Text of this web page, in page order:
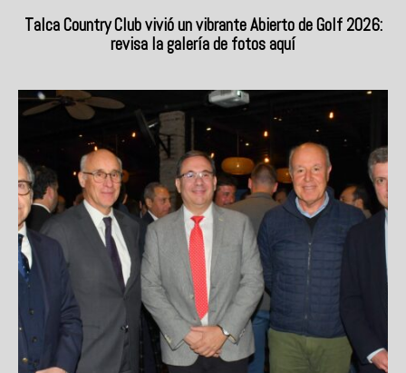
Talca Country Club vivió un vibrante Abierto de Golf 2026:
revisa la galería de fotos aquí